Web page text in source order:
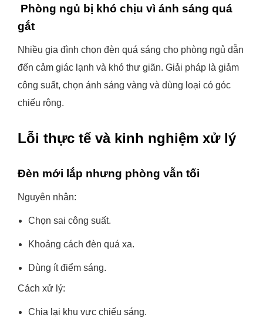
Phòng ngủ bị khó chịu vì ánh sáng quá
gắt
Nhiều gia đình chọn đèn quá sáng cho phòng ngủ dẫn
đến cảm giác lạnh và khó thư giãn. Giải pháp là giảm
công suất, chọn ánh sáng vàng và dùng loại có góc
chiếu rộng.
Lỗi thực tế và kinh nghiệm xử lý
Đèn mới lắp nhưng phòng vẫn tối
Nguyên nhân:
Chọn sai công suất.
Khoảng cách đèn quá xa.
Dùng ít điểm sáng.
Cách xử lý:
Chia lại khu vực chiếu sáng.